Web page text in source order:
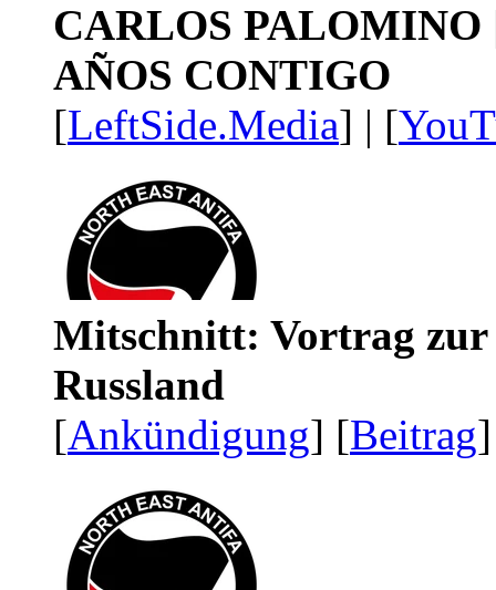
CARLOS PALOMINO
AÑOS CONTIGO
[LeftSide.Media] | [
Mitschnitt: Vortrag zur
Russland
[Ankündigung] [Beitrag